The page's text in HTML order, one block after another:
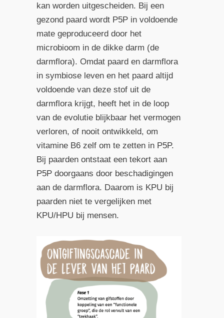
kan worden uitgescheiden. Bij een
gezond paard wordt P5P in voldoende
mate geproduceerd door het
microbioom in de dikke darm (de
darmflora). Omdat paard en darmflora
in symbiose leven en het paard altijd
voldoende van deze stof uit de
darmflora krijgt, heeft het in de loop
van de evolutie blijkbaar het vermogen
verloren, of nooit ontwikkeld, om
vitamine B6 zelf om te zetten in P5P.
Bij paarden ontstaat een tekort aan
P5P doorgaans door beschadigingen
aan de darmflora. Daarom is KPU bij
paarden niet te vergelijken met
KPU/HPU bij mensen.